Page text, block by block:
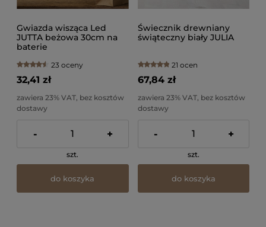
Gwiazda wisząca Led
JUTTA beżowa 30cm na
baterie
23 oceny
32,41 zł
zawiera 23% VAT, bez kosztów
dostawy
- +
szt.
do koszyka
Świecznik drewniany
świąteczny biały JULIA
21 ocen
67,84 zł
zawiera 23% VAT, bez kosztów
dostawy
- +
szt.
do koszyka